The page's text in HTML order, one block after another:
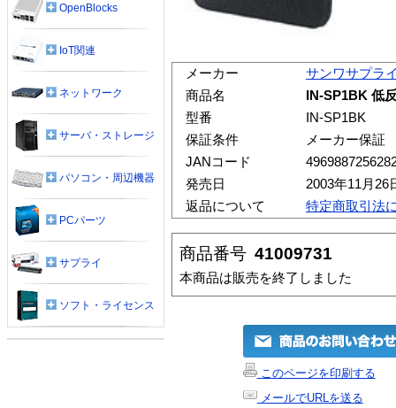
メーカー
サンワサプラ
商品名
IN-SP1BK 低
型番
IN-SP1BK
保証条件
メーカー保証
JANコード
発売日
2003年11月26
返品について
特定商取引法
商品番号 41009731
本商品は販売を終了しました
このページを印刷する
メールでURLを送る
OpenBlocks
IoT関連
ネットワーク
サーバ・ストレージ
パソコン・周辺機器
PCパーツ
サプライ
ソフト・ライセンス